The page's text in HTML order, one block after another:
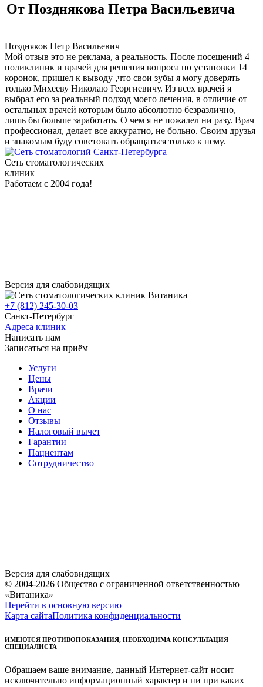
звонок
клиники
От Позднякова Петра Васильевича
Поздняков Петр Васильевич
Мой отзыв это не реклама, а реальность. После посещений 4
поликлиник и врачей для решения вопроса по установки 14
коронок, пришел к выводу ,что свои зубы я могу доверять
только Михееву Николаю Георгиевичу. Из всех врачей я
выбрал его за реальный подход моего лечения, в отличие от
остальных врачей которым было абсолютно безразлично,
лишь бы больше заработать. О чем я не пожалел ни разу. Врач
профессионал, делает все аккуратно, не больно. Своим друзья
и знакомым буду советовать обращаться только к нему.
Сеть стоматологических
клиник
Работаем с 2004 года!
Версия для слабовидящих
+7 (812) 245-30-03
Санкт-Петербург
Адреса клиник
Написать нам
Записаться на приём
Услуги
Цены
Врачи
Акции
О нас
Отзывы
Налоговый вычет
Гарантии
Пациентам
Сотрудничество
Версия для слабовидящих
© 2004-2026 Общество с ограниченной ответственностью
«Витаника»
Перейти в основную версию
Карта сайтаПолитика конфиденциальности
ИМЕЮТСЯ ПРОТИВОПОКАЗАНИЯ, НЕОБХОДИМА КОНСУЛЬТАЦИЯ
СПЕЦИАЛИСТА
Обращаем ваше внимание, данный Интернет-сайт носит
исключительно информационный характер и ни при каких